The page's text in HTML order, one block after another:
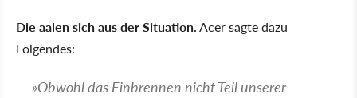
Die aalen sich aus der Situation.Acer sagte dazu
Folgendes:
Obwohl das Einbrennen nicht Teil unserer